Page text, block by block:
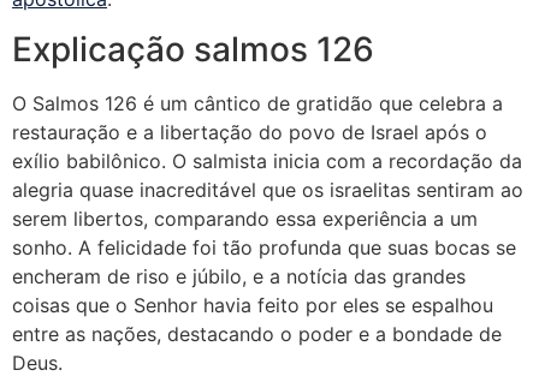
Explicação salmos 126
O Salmos 126 é um cântico de gratidão que celebra a
restauração e a libertação do povo de Israel após o
exílio babilônico. O salmista inicia com a recordação da
alegria quase inacreditável que os israelitas sentiram ao
serem libertos, comparando essa experiência a um
sonho. A felicidade foi tão profunda que suas bocas se
encheram de riso e júbilo, e a notícia das grandes
coisas que o Senhor havia feito por eles se espalhou
entre as nações, destacando o poder e a bondade de
Deus.